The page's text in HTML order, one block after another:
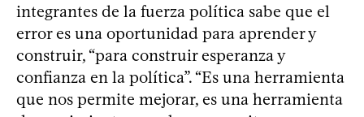
integrantes de la fuerza política sabe que el
error es una oportunidad para aprender y
construir, “para construir esperanza y
confianza en la política”. “Es una herramienta
que nos permite mejorar, es una herramienta